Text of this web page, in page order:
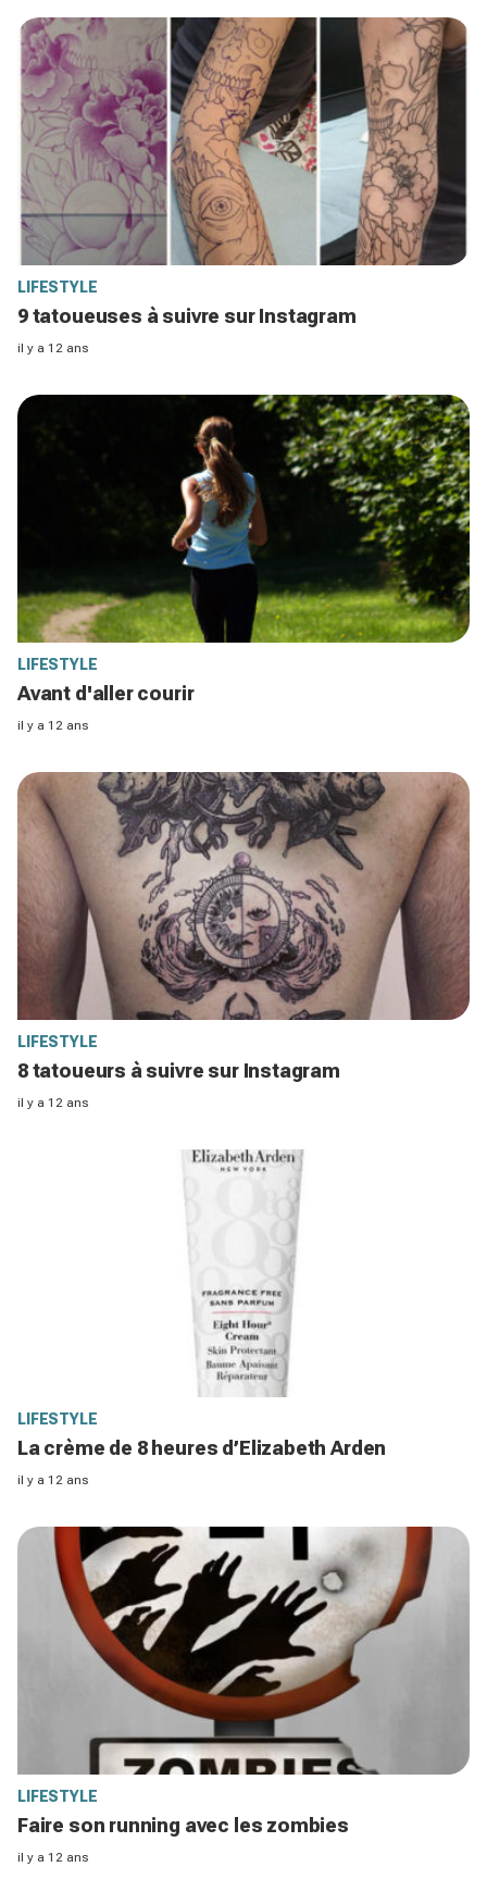
LIFESTYLE
9 tatoueuses à suivre sur Instagram
il y a 12 ans
LIFESTYLE
Avant d'aller courir
il y a 12 ans
LIFESTYLE
8 tatoueurs à suivre sur Instagram
il y a 12 ans
LIFESTYLE
La crème de 8 heures d’Elizabeth Arden
il y a 12 ans
LIFESTYLE
Faire son running avec les zombies
il y a 12 ans